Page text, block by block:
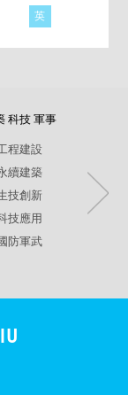
英
科技 軍事
程建設
續建築
技創新
技應用
防軍武